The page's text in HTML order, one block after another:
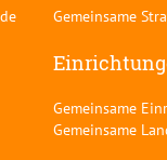
Gemeinsame
Gemeinsame
Gemeinsame